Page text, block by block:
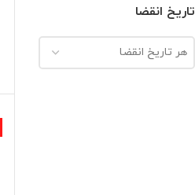
تاریخ انقضا
هر تاریخ انقضا